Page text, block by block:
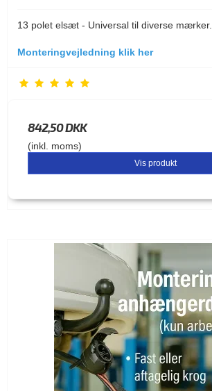
13 polet elsæt - Universal til diverse mærker.
Monteringvejledning klik her
842,50 DKK
(inkl. moms)
Vis produkt